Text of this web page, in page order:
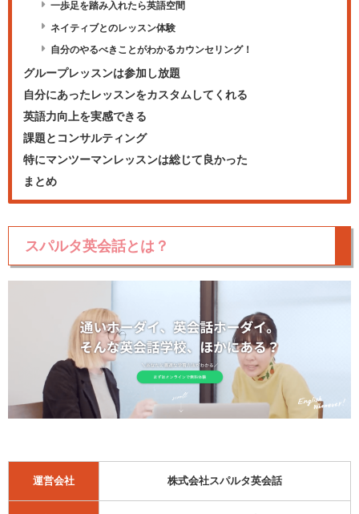
一歩足を踏み入れたら英語空間
ネイティブとのレッスン体験
自分のやるべきことがわかるカウンセリング！
グループレッスンは参加し放題
自分にあったレッスンをカスタムしてくれる
英語力向上を実感できる
課題とコンサルティング
特にマンツーマンレッスンは総じて良かった
まとめ
スパルタ英会話とは？
運営会社 株式会社スパルタ英会話